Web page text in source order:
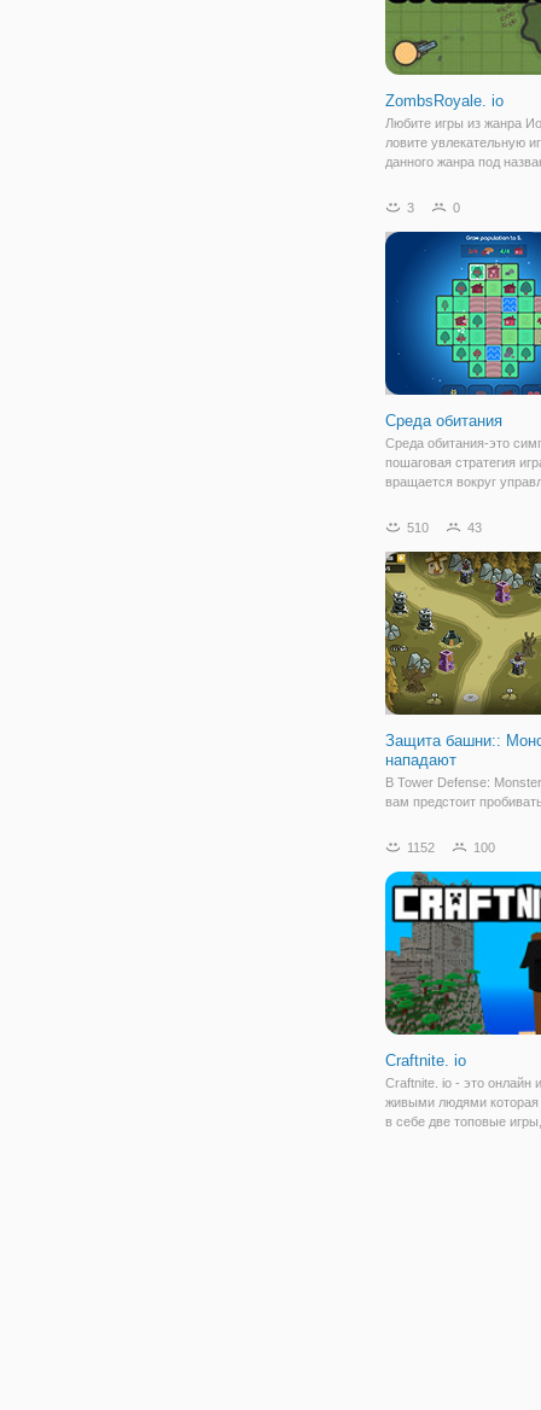
ZombsRoyale. io
Любите игры из жанра
ловите увлекательную
данного жанра под
оказываетесь в
сторонами. Вашим
3 0
Среда обитания
Среда обитания-это
пошаговая стратегия
вращается вокруг
Выращивать еду,
увеличивать население,
все это
510 43
Защита башни::
нападают
В Tower Defense:
вам предстоит
уровнях. Размещайте
различные типы атак,
улучшайте их, чтобы
возможность
1152 100
Craftnite. io
Craftnite. io - это онлайн
живыми людями которая
в себе две топовые игры,